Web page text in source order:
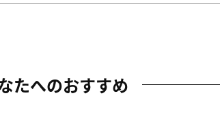
たへのおすすめ